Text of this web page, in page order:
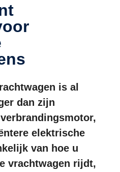
is al
dan zijn
elektrische
van hoe u
vrachtwagen rijdt,